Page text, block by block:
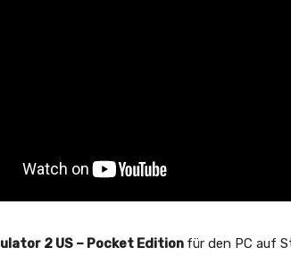
2 US – Pocket Edition für den PC auf